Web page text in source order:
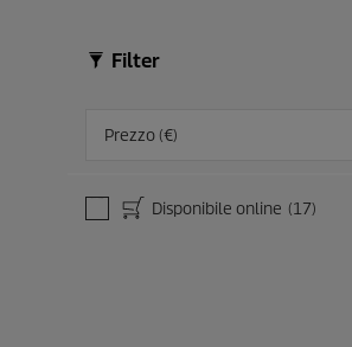
Filter
Prezzo (€)
Disponibile online (17)